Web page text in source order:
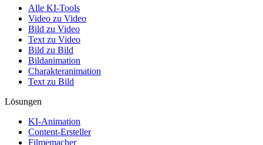
Alle KI-Tools
Video zu Video
Bild zu Video
Text zu Video
Bild zu Bild
Bildanimation
Charakteranimation
Text zu Bild
Lösungen
KI-Animation
Content-Ersteller
Filmemacher